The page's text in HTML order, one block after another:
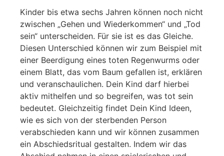
Kinder bis etwa sechs Jahren können noch nicht
zwischen „Gehen und Wiederkommen“ und „Tod
sein“ unterscheiden. Für sie ist es das Gleiche.
Diesen Unterschied können wir zum Beispiel mit
einer Beerdigung eines toten Regenwurms oder
einem Blatt, das vom Baum gefallen ist, erklären
und veranschaulichen. Dein Kind darf hierbei
aktiv mithelfen und so begreifen, was tot sein
bedeutet. Gleichzeitig findet Dein Kind Ideen,
wie es sich von der sterbenden Person
verabschieden kann und wir können zusammen
ein Abschiedsritual gestalten. Indem wir das